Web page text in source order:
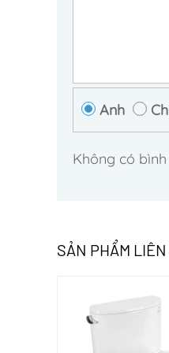
Anh
Không có
SẢN PHẨM LIÊN